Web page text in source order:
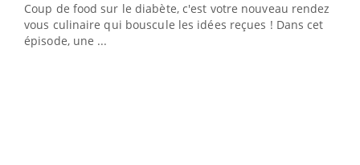
Coup de food sur le diabète, c'est votre nouveau rendez-
vous culinaire qui bouscule les idées reçues ! Dans cet
épisode, une ...